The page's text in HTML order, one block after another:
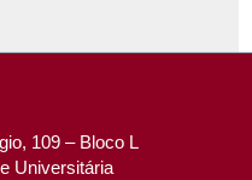
109 – Bloco L
Universitária